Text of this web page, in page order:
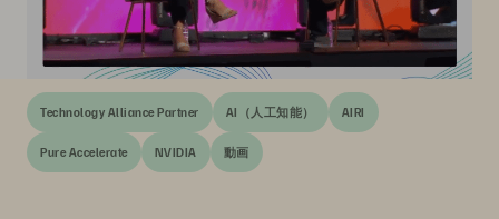
Technology Alliance Partner AI（人工知能） AIRI
Pure Accelerate NVIDIA 動画